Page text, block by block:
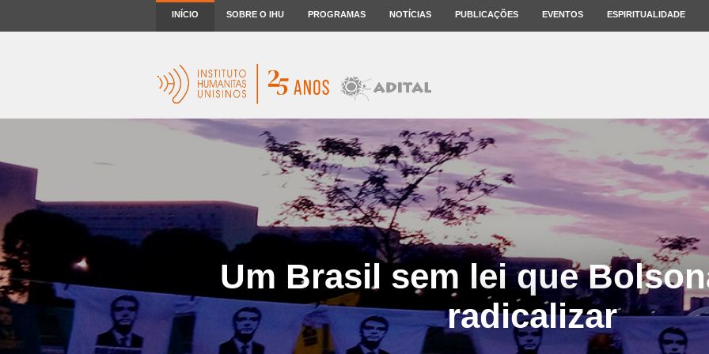
INÍCIO SOBRE O IHU PROGRAMAS NOTÍCIAS PUBLICAÇÕES EVENTOS ESPIRITUALIDADE
Um Brasil sem lei que
radicalizar